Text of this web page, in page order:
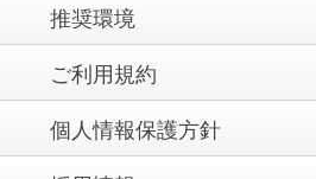
推奨環境
ご利用規約
個人情報保護方針